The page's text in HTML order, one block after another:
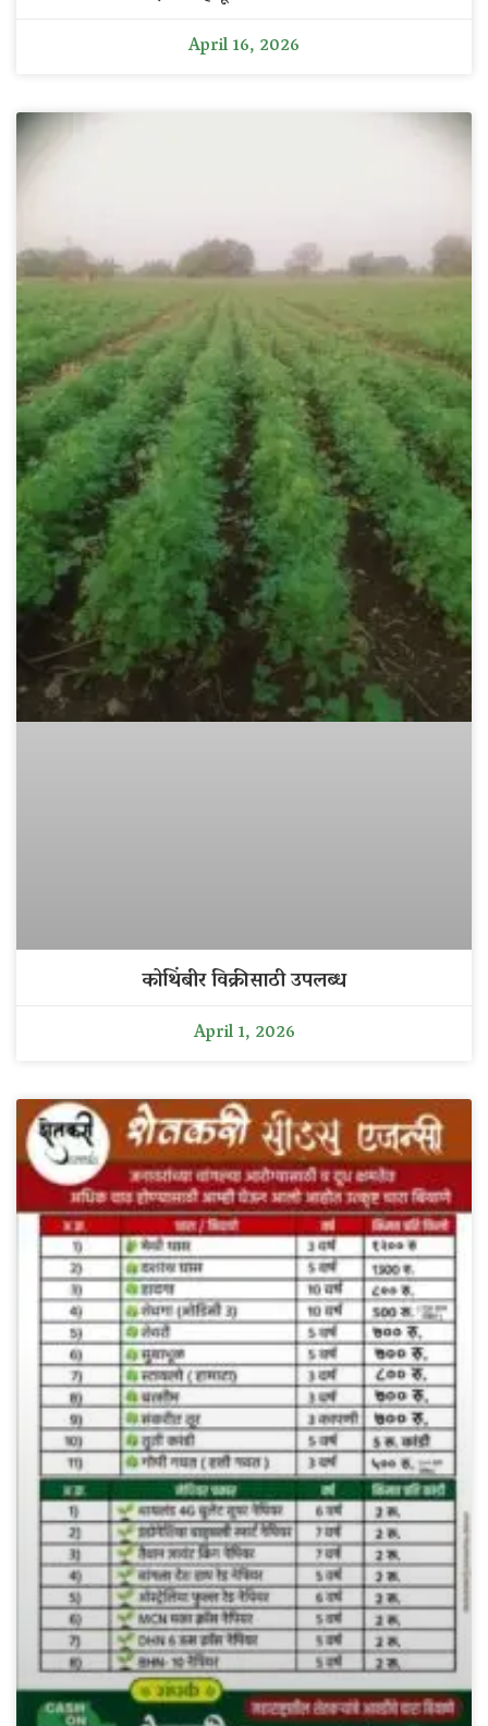
April 16, 2026
कोथिंबीर विक्रीसाठी उपलब्ध
April 1, 2026